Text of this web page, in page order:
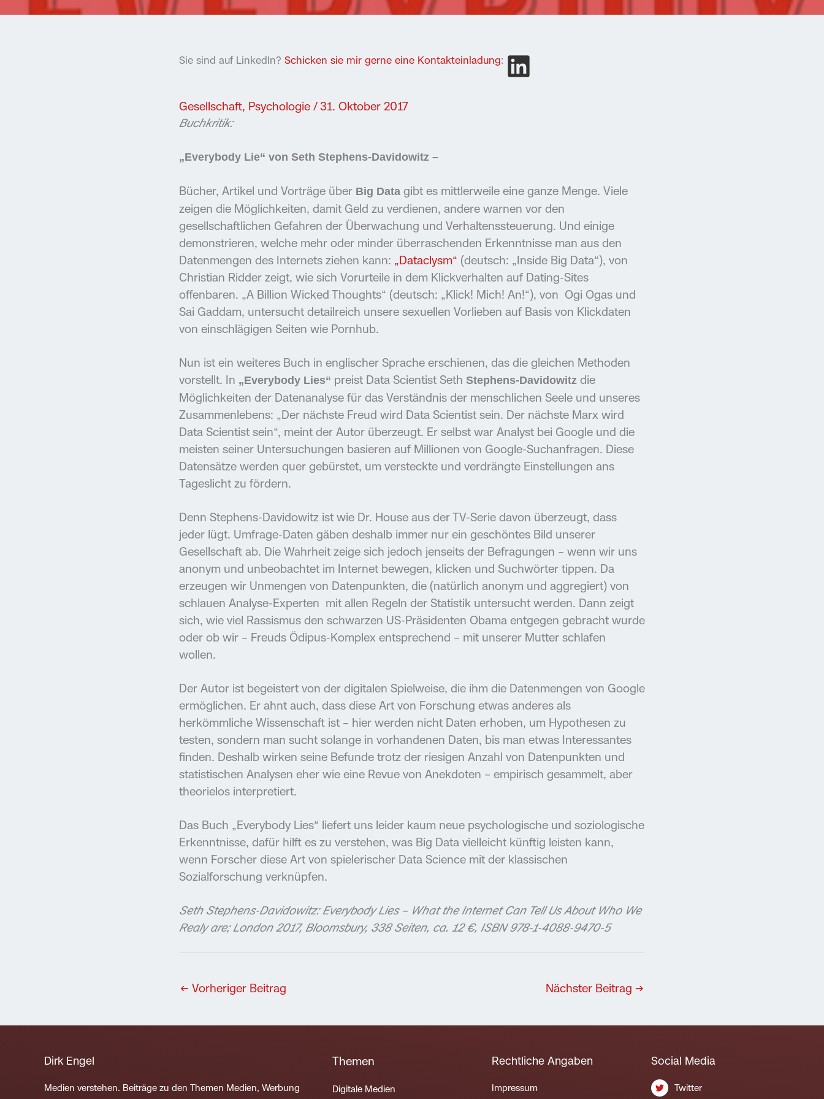
Sie sind auf LinkedIn? Schicken sie mir gerne eine Kontakteinladung:
Gesellschaft, Psychologie /31. Oktober 2017
Buchkritik:
„Everybody Lie“ von Seth Stephens-Davidowitz –
Bücher, Artikel und Vorträge über Big Data gibt es mittlerweile eine ganze Menge. Viele
zeigen die Möglichkeiten, damit Geld zu verdienen, andere warnen vor den
gesellschaftlichen Gefahren der Überwachung und Verhaltenssteuerung. Und einige
demonstrieren, welche mehr oder minder überraschenden Erkenntnisse man aus den
Datenmengen des Internets ziehen kann: „Dataclysm“ (deutsch: „Inside Big Data“), von
Christian Ridder zeigt, wie sich Vorurteile in dem Klickverhalten auf Dating-Sites
offenbaren. „A Billion Wicked Thoughts“ (deutsch: „Klick! Mich! An!“), von Ogi Ogas und
Sai Gaddam, untersucht detailreich unsere sexuellen Vorlieben auf Basis von Klickdaten
von einschlägigen Seiten wie Pornhub.
Nun ist ein weiteres Buch in englischer Sprache erschienen, das die gleichen Methoden
vorstellt. In „Everybody Lies“ preist Data Scientist Seth Stephens-Davidowitz die
Möglichkeiten der Datenanalyse für das Verständnis der menschlichen Seele und unseres
Zusammenlebens: „Der nächste Freud wird Data Scientist sein. Der nächste Marx wird
Data Scientist sein“, meint der Autor überzeugt. Er selbst war Analyst bei Google und die
meisten seiner Untersuchungen basieren auf Millionen von Google-Suchanfragen. Diese
Datensätze werden quer gebürstet, um versteckte und verdrängte Einstellungen ans
Tageslicht zu fördern.
Denn Stephens-Davidowitz ist wie Dr. House aus der TV-Serie davon überzeugt, dass
jeder lügt. Umfrage-Daten gäben deshalb immer nur ein geschöntes Bild unserer
Gesellschaft ab. Die Wahrheit zeige sich jedoch jenseits der Befragungen – wenn wir uns
anonym und unbeobachtet im Internet bewegen, klicken und Suchwörter tippen. Da
erzeugen wir Unmengen von Datenpunkten, die (natürlich anonym und aggregiert) von
schlauen Analyse-Experten mit allen Regeln der Statistik untersucht werden. Dann zeigt
sich, wie viel Rassismus den schwarzen US-Präsidenten Obama entgegen gebracht wurde
oder ob wir – Freuds Ödipus-Komplex entsprechend – mit unserer Mutter schlafen
wollen.
Der Autor ist begeistert von der digitalen Spielweise, die ihm die Datenmengen von Google
ermöglichen. Er ahnt auch, dass diese Art von Forschung etwas anderes als
herkömmliche Wissenschaft ist – hier werden nicht Daten erhoben, um Hypothesen zu
testen, sondern man sucht solange in vorhandenen Daten, bis man etwas Interessantes
finden. Deshalb wirken seine Befunde trotz der riesigen Anzahl von Datenpunkten und
statistischen Analysen eher wie eine Revue von Anekdoten – empirisch gesammelt, aber
theorielos interpretiert.
Das Buch „Everybody Lies“ liefert uns leider kaum neue psychologische und soziologische
Erkenntnisse, dafür hilft es zu verstehen, was Big Data vielleicht künftig leisten kann,
wenn Forscher diese Art von spielerischer Data Science mit der klassischen
Sozialforschung verknüpfen.
Seth Stephens-Davidowitz: Everybody Lies – What the Internet Can Tell Us About Who We
Realy are; London 2017, Bloomsbury, 338 Seiten, ca. 12 €, ISBN 978-1-4088-9470-5
← Vorheriger Beitrag Nächster Beitrag →
Dirk Engel
Medien verstehen. Beiträge zu den Themen Medien, Werbung
Themen
Digitale Medien
Rechtliche Angaben
Impressum
Social Media
Twitter